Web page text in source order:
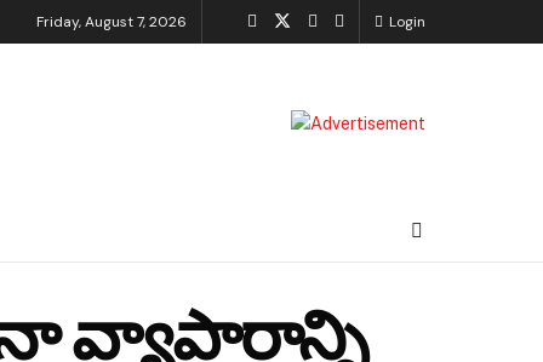
Friday, August 7, 2026 Login
నా వ్యాపారాన్ని